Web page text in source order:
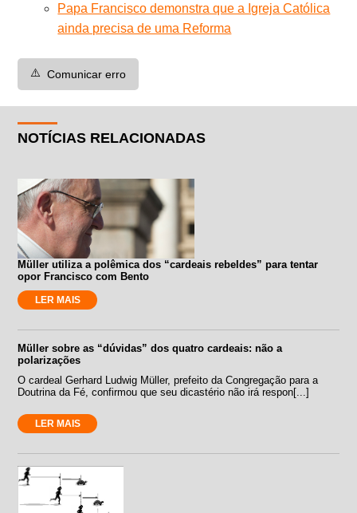
Papa Francisco demonstra que a Igreja Católica
ainda precisa de uma Reforma
⚠️ Comunicar erro
NOTÍCIAS RELACIONADAS
Müller utiliza a polêmica dos “cardeais rebeldes” para tentar
opor Francisco com Bento
LER MAIS
Müller sobre as “dúvidas” dos quatro cardeais: não a
polarizações
O cardeal Gerhard Ludwig Müller, prefeito da Congregação para a
Doutrina da Fé, confirmou que seu dicastério não irá respon[...]
LER MAIS